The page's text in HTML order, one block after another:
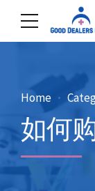
Home
如何